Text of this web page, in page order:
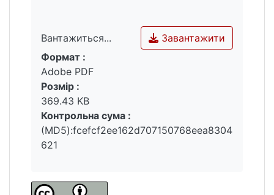
Вантажиться...
Вантажиться...
Завантажити
Формат :
Adobe PDF
Розмір :
369.43 KB
Контрольна сума :
(MD5):fcefcf2ee162d707150768eea8304
621